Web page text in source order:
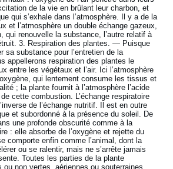
de la vie en brûlant leur charbon, et
qui s’exhale dans l’atmosphère. Il y a de la
et l’atmosphère un double échange gazeux,
qui renouvelle la substance, l’autre relatif à
3. Respiration des plantes. ― Puisque
sa substance pour l’entretien de la
appellerons respiration des plantes le
entre les végétaux et l’air. Ici l’atmosphère
qui lentement consume les tissus et
; la plante fournit à l’atmosphère l’acide
cette combustion. L’échange respiratoire
de l’échange nutritif. Il est en outre
et subordonné à la présence du soleil. De
une profonde obscurité comme à la
: elle absorbe de l’oxygène et rejette du
comporte enfin comme l’animal, dont la
ou se ralentir, mais ne s’arrête jamais
Toutes les parties de la plante
non vertes, aériennes ou souterraines,